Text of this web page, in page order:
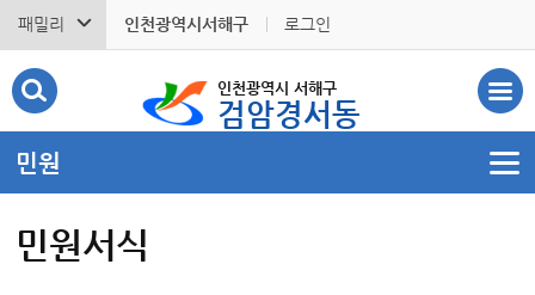
패밀리 인천광역시서해구 로그인
인천광역시 서해구
검암경서동
민원
민원서식